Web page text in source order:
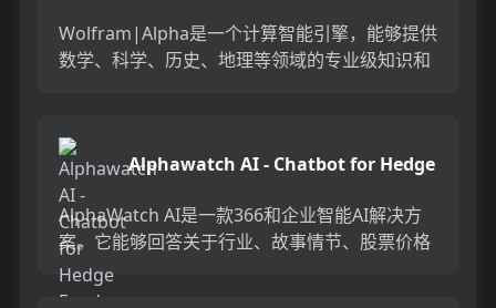
Wolfram|Alpha是一个计算智能引擎，能够提供
数学、科学、历史、地理等领域的专业级知识和
Alphawatch AI - Chatbot for Hedge
AlphaWatch AI是一款366和企业智能AI解决方
案。它能够回答关于行业、故事情节、股票价格
和公司发展轨迹等广泛问题，并提供定制化的
366和企...